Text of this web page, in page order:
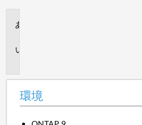
環境